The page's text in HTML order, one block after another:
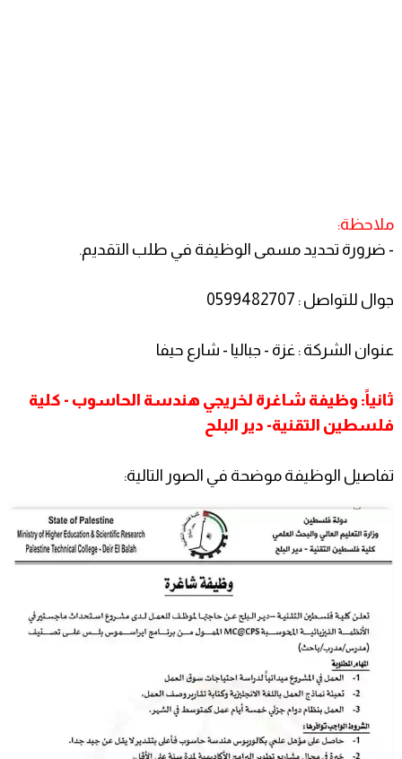
ملاحظة:
- ضرورة تحديد مسمى الوظيفة في طلب التقديم.
جوال للتواصل : 0599482707
عنوان الشركة : غزة - جباليا - شارع حيفا
ثانياً: وظيفة شاغرة لخريجي هندسة الحاسوب - كلية
فلسطين التقنية- دير البلح
تفاصيل الوظيفة موضحة في الصور التالية: